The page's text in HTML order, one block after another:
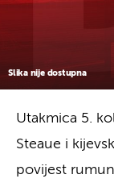
Slika nije dostupna
Utakmica 5.
Steaue i
povijest